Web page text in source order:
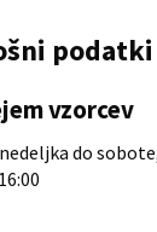
podatki
vzorcev
do